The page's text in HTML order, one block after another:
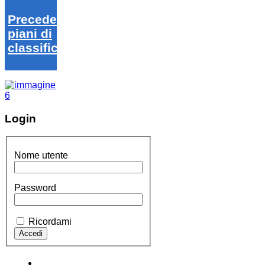
Precedenti
piani di
classifica
Login
Nome utente
Password
Ricordami